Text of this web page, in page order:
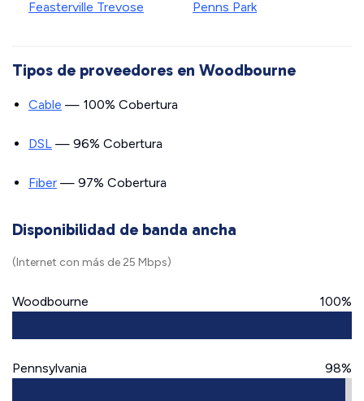
Feasterville Trevose Penns Park
Tipos de proveedores en Woodbourne
Cable — 100% Cobertura
DSL — 96% Cobertura
Fiber — 97% Cobertura
Disponibilidad de banda ancha
(Internet con más de 25 Mbps)
Woodbourne 100%
Pennsylvania 98%